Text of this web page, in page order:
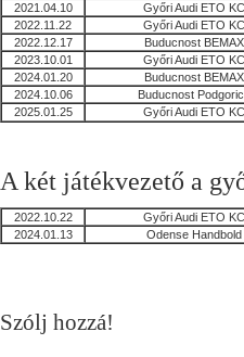
2021.04.10
Győri Audi ETO KC
2022.11.22
Győri Audi ETO KC
2022.12.17
Buducnost BEMAX
2023.10.01
Győri Audi ETO KC
2024.01.20
Buducnost BEMAX
2024.10.06
Buducnost
2025.01.25
Győri Audi ETO KC
A két játékvezető a
2022.10.22 Győri Audi ETO KC
2024.01.13
Odense Handbold
Szólj hozzá!